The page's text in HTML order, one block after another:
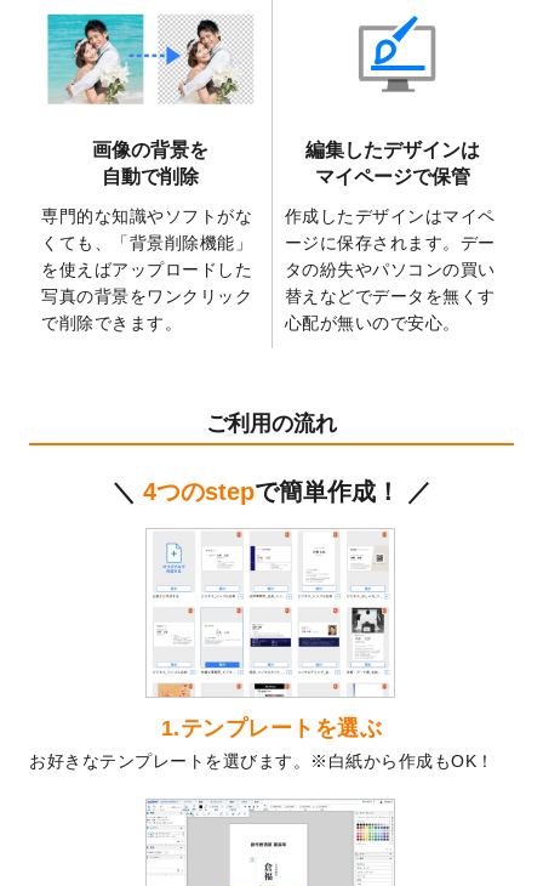
2025/6/9
「背景削除機能
」を実装しました。
2025/4/3
DMのデザインテンプレートを追加しまし
た。
を追加しました。
マスキングテープのデザインテンプレート
を追加しました。
2025/1/15
配置できるデータ形式が増えました。
（pdf、psd、eps、tifに対応）
2024/12/24
2025年版4月始まりのカレンダーデザイン
箔押し年賀状のデザインテンプレート
ステッカーのデザインテンプレート
しました。
2025年巳年の年賀状デザインテンプレート
を公開いたしました。
喪中はがきのデザインテンプレート
いたしました。
2025年版1月始まりのカレンダーデザイン
テンプレート
を公開いたしました。
なりました！
プラスチックカードのデザインテンプレー
トを追加しました。
回数券のデザインテンプレート
画像の背景を
自動で削除
専門的な知識やソフトがな
くても、「背景削除機能」
を使えばアップロードした
写真の背景をワンクリック
で削除できます。
編集したデザインは
マイページで保管
作成したデザインはマイペ
ージに保存されます。デー
タの紛失やパソコンの買い
替えなどでデータを無くす
心配が無いので安心。
ご利用の流れ
＼ 4つのstepで簡単作成！ ／
1.テンプレートを選ぶ
お好きなテンプレートを選びます。※白紙から作成もOK！